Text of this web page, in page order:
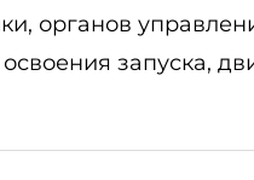
органов
запуска,